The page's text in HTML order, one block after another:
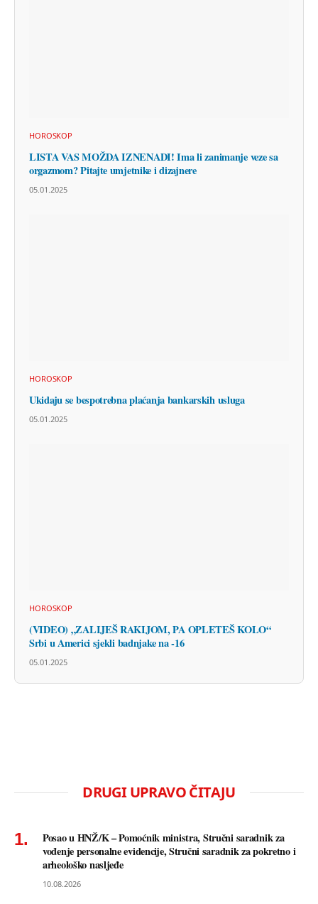
HOROSKOP
LISTA VAS MOŽDA IZNENADI! Ima li zanimanje veze sa
orgazmom? Pitajte umjetnike i dizajnere
05.01.2025
HOROSKOP
Ukidaju se bespotrebna plaćanja bankarskih usluga
05.01.2025
HOROSKOP
(VIDEO) „ZALIJEŠ RAKIJOM, PA OPLETEŠ KOLO“
Srbi u Americi sjekli badnjake na -16
05.01.2025
DRUGI UPRAVO ČITAJU
Posao u HNŽ/K – Pomoćnik ministra, Stručni saradnik za
vođenje personalne evidencije, Stručni saradnik za pokretno i
arheološko nasljeđe
10.08.2026